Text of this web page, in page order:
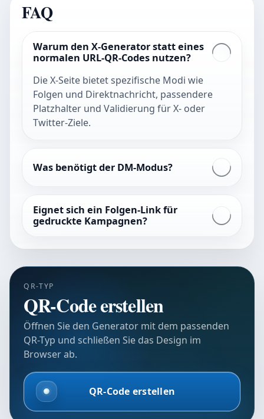
FAQ
Warum den X-Generator statt eines
normalen URL-QR-Codes nutzen?
Die X-Seite bietet spezifische Modi wie
Folgen und Direktnachricht, passendere
Platzhalter und Validierung für X- oder
Twitter-Ziele.
Was benötigt der DM-Modus?
Eignet sich ein Folgen-Link für
gedruckte Kampagnen?
QR-TYP
QR-Code erstellen
Öffnen Sie den Generator mit dem passenden
QR-Typ und schließen Sie das Design im
Browser ab.
QR-Code erstellen